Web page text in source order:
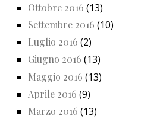
Ottobre 2016 (13)
Settembre 2016 (10)
Luglio 2016 (2)
Giugno 2016 (13)
Maggio 2016 (13)
Aprile 2016 (9)
Marzo 2016 (13)